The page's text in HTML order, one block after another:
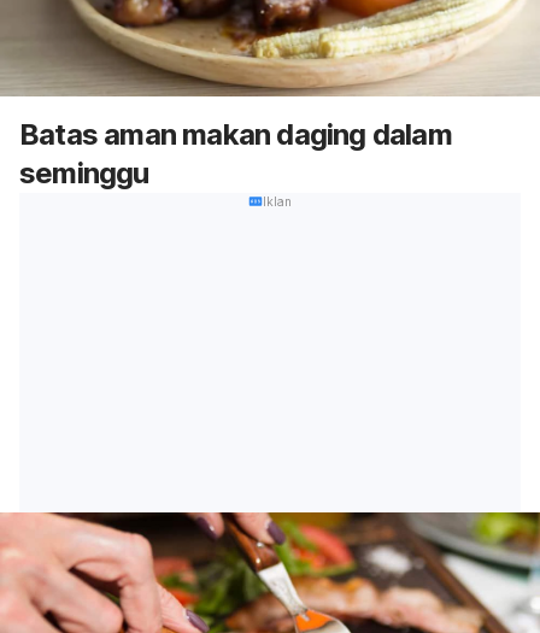
Batas aman makan daging dalam
seminggu
Iklan